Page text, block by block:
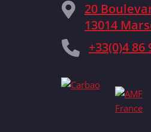
20
13014
+33(0)4 86